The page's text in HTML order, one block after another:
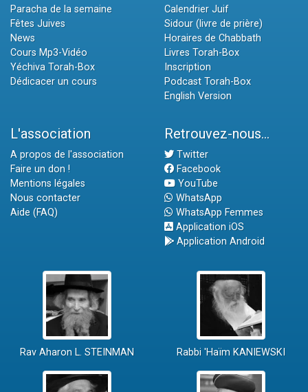
Paracha de la semaine
Fêtes Juives
News
Cours Mp3-Vidéo
Yéchiva Torah-Box
Dédicacer un cours
Calendrier Juif
Sidour (livre de prière)
Horaires de Chabbath
Livres Torah-Box
Inscription
Podcast Torah-Box
English Version
L'association
A propos de l'association
Faire un don !
Mentions légales
Nous contacter
Aide (FAQ)
Retrouvez-nous...
Twitter
Facebook
YouTube
WhatsApp
WhatsApp Femmes
Application iOS
Application Android
Rav Aharon L. STEINMAN Rabbi 'Haïm KANIEWSKI